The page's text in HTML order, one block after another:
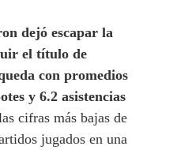
dejó escapar la
el título de
con promedios
y 6.2 asistencias
cifras más bajas de
jugados en una